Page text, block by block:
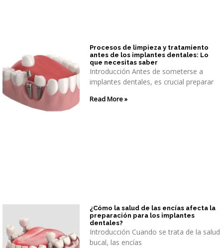
Procesos de limpieza y tratamiento
antes de los implantes dentales: Lo
que necesitas saber
Introducción Antes de someterse a
implantes dentales, es crucial preparar
Read More »
¿Cómo la salud de las encías afecta la
preparación para los implantes
dentales?
Introducción Cuando se trata de la salud
bucal, las encías